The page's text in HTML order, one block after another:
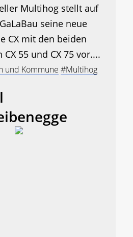
Multihog stellt auf
seine neue
CX mit den beiden
55 und CX 75 vor....
und Kommune #Multihog